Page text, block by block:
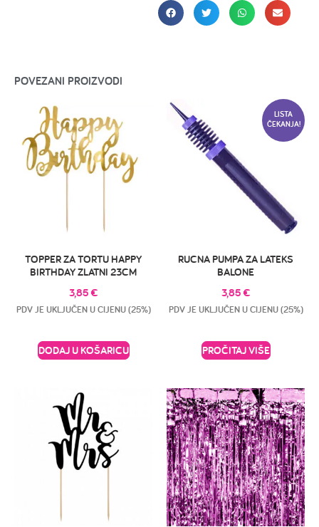
POVEZANI PROIZVODI
TOPPER ZA TORTU HAPPY
BIRTHDAY ZLATNI 23CM
3,85 €
PDV JE UKLJUČEN U CIJENU (25%)
DODAJ U KOŠARICU
LISTA
ČEKANJA!
RUCNA PUMPA ZA LATEKS
BALONE
3,85 €
PDV JE UKLJUČEN U CIJENU (25%)
PROČITAJ VIŠE